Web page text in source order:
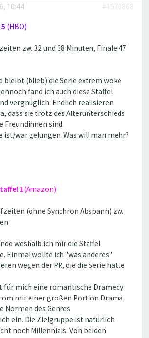
10:44 #1570868
(HBO)
zw. 32 und 38 Minuten, Finale 47
bleibt (blieb) die Serie extrem woke
fand ich auch diese Staffel
vergnüglich. Endlich realisieren
dass sie trotz des Alterunterschieds
Freundinnen sind.
ist/war gelungen. Was will man mehr?
1(Amazon)
(ohne Synchron Abspann) zw.
weshalb ich mir die Staffel
Einmal wollte ich ''was anderes''
wegen der PR, die die Serie hatte
für mich eine romantische Dramedy
mit einer großen Portion Drama.
Normen des Genres
ein. Die Zielgruppe ist natürlich
noch Millennials. Von beiden